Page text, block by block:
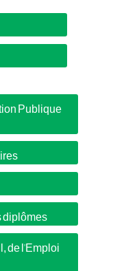
Publique
diplômes
de l'Emploi